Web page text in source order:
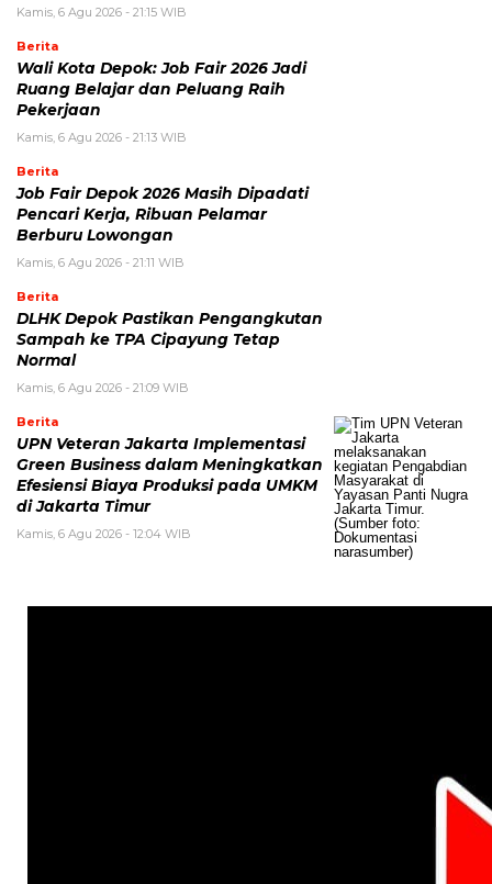
Kamis, 6 Agu 2026 - 21:15 WIB
Berita
Wali Kota Depok: Job Fair 2026 Jadi
Ruang Belajar dan Peluang Raih
Pekerjaan
Kamis, 6 Agu 2026 - 21:13 WIB
Berita
Job Fair Depok 2026 Masih Dipadati
Pencari Kerja, Ribuan Pelamar
Berburu Lowongan
Kamis, 6 Agu 2026 - 21:11 WIB
Berita
DLHK Depok Pastikan Pengangkutan
Sampah ke TPA Cipayung Tetap
Normal
Kamis, 6 Agu 2026 - 21:09 WIB
Berita
UPN Veteran Jakarta Implementasi
Green Business dalam Meningkatkan
Efesiensi Biaya Produksi pada UMKM
di Jakarta Timur
Kamis, 6 Agu 2026 - 12:04 WIB